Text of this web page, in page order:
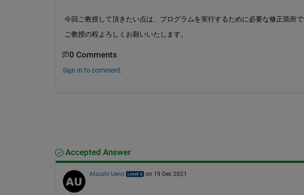
今回ご教授して頂きたい点は、プログラムを実行するために必要な修正箇所で
ご教授の程よろしくお願いいたします。
0 Comments
Sign in to comment.
Accepted Answer
Atsushi Ueno on 19 Dec 2021